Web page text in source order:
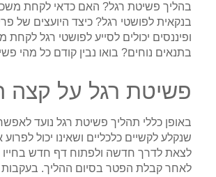
בהליך פשיטת רגל? האם כדאי לקחת
בנקאית לפושטי רגל? כיצד היועצים של
ופיננסים יכולים לסייע לפושטי רגל
בתנאים נוחים? בואו נבין קודם כל מהי
פשיטת רגל על קצה
באופן כללי תהליך פשיטת רגל נועד
שנקלע לקשיים כלכליים ושאינו יכול לפרוע
לצאת לדרך חדשה ולפתוח דף חדש בחייו
לאחר קבלת הפטר בסיום ההליך.